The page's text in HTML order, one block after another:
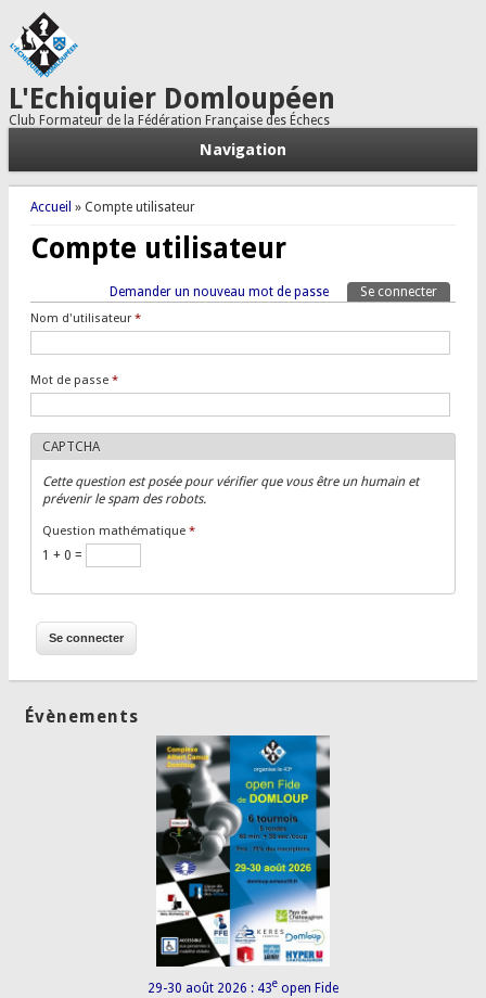
L'Echiquier Domloupéen
Club Formateur de la Fédération Française des Échecs
Navigation
Vous êtes ici
Accueil » Compte utilisateur
Compte utilisateur
Onglets principaux Se connecter
Demander un nouveau mot de passe
Tertiary tabs
Nom d'utilisateur*
Mot de passe *
CAPTCHA
Cette question est posée pour vérifier que vous être un humain et
prévenir le spam des robots.
Question mathématique *
1 + 0 =
Évènements
29-30 août 2026 : 43e open Fide